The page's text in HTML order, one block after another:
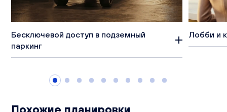
Бесключевой доступ в подземный
паркинг
Лобби и